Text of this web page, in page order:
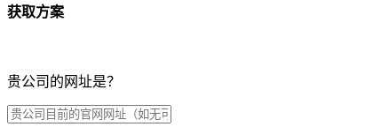
获取方案
贵公司的网址是？